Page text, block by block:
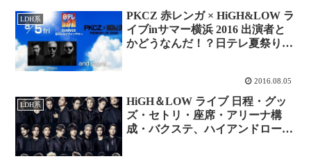
LDH系
PKCZ 赤レンガ × HiGH&LOW ラ
イブinサマー横浜 2016 出演者と
かどうなんだ！？日テレ夏祭り
2016.08.05
LDH系
HiGH＆LOW ライブ 日程・グッ
ズ・セトリ・座席・アリーナ構
成・バクステ、ハイアンドロー開